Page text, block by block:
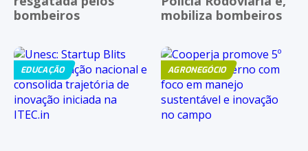
bombeiros
mobiliza bombeiros
EDUCAÇÃO AGRONEGÓCIO